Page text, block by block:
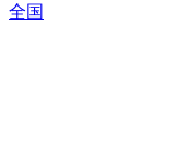
全国